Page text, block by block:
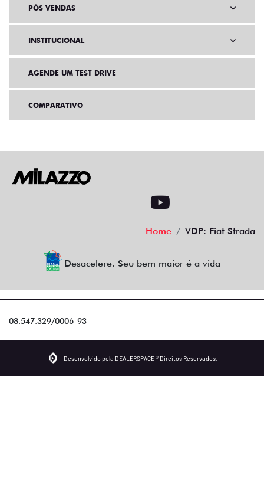
PÓS VENDAS
INSTITUCIONAL
AGENDE UM TEST DRIVE
COMPARATIVO
Home VDP: Fiat Strada
Desacelere. Seu bem maior é a vida
08.547.329/0006-93
Desenvolvido pela DEALERSPACE ® Direitos Reservados.